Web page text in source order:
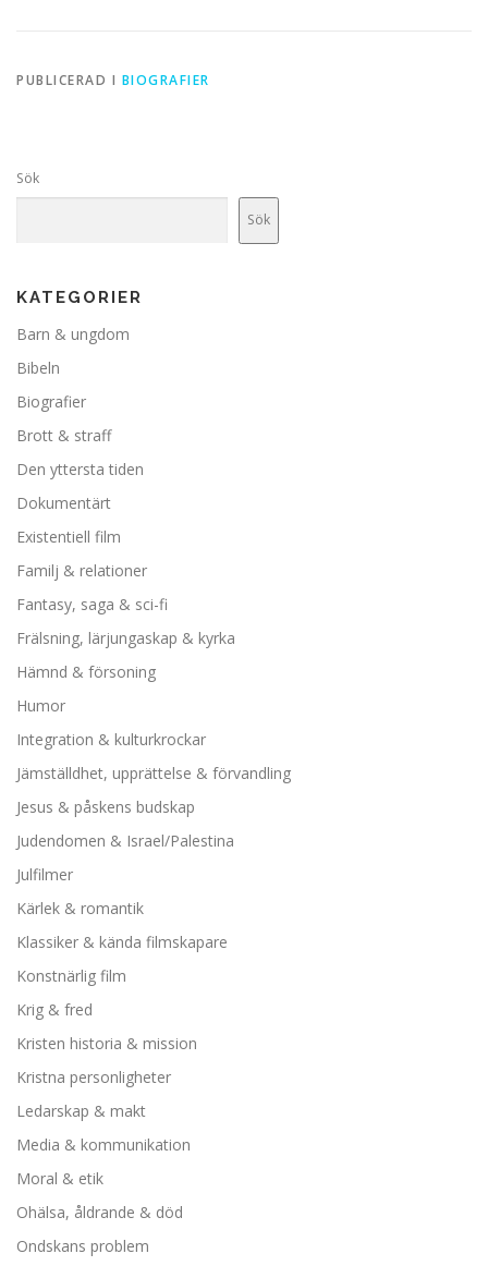
PUBLICERAD I BIOGRAFIER
Sök
Sök
KATEGORIER
Barn & ungdom
Bibeln
Biografier
Brott & straff
Den yttersta tiden
Dokumentärt
Existentiell film
Familj & relationer
Fantasy, saga & sci-fi
Frälsning, lärjungaskap & kyrka
Hämnd & försoning
Humor
Integration & kulturkrockar
Jämställdhet, upprättelse & förvandling
Jesus & påskens budskap
Judendomen & Israel/Palestina
Julfilmer
Kärlek & romantik
Klassiker & kända filmskapare
Konstnärlig film
Krig & fred
Kristen historia & mission
Kristna personligheter
Ledarskap & makt
Media & kommunikation
Moral & etik
Ohälsa, åldrande & död
Ondskans problem